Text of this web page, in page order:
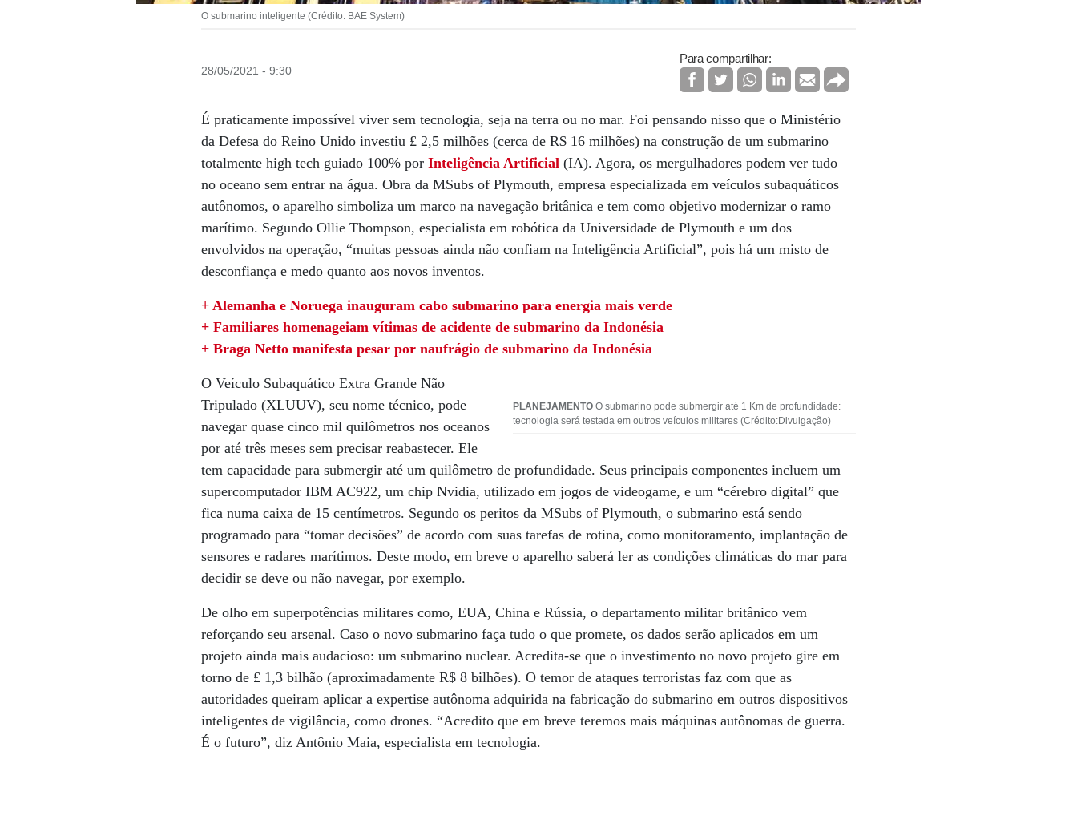
O submarino inteligente (Crédito: BAE System)
28/05/2021 - 9:30
Para compartilhar:
É praticamente impossível viver sem tecnologia, seja na terra ou no mar. Foi pensando nisso que o Ministério
da Defesa do Reino Unido investiu £ 2,5 milhões (cerca de R$ 16 milhões) na construção de um submarino
totalmente high tech guiado 100% porInteligência Artificial (IA). Agora, os mergulhadores podem ver tudo
no oceano sem entrar na água. Obra da MSubs of Plymouth, empresa especializada em veículos subaquáticos
autônomos, o aparelho simboliza um marco na navegação britânica e tem como objetivo modernizar o ramo
marítimo. Segundo Ollie Thompson, especialista em robótica da Universidade de Plymouth e um dos
envolvidos na operação, “muitas pessoas ainda não confiam na Inteligência Artificial”, pois há um misto de
desconfiança e medo quanto aos novos inventos.
+ Alemanha e Noruega inauguram cabo submarino para energia mais verde
+ Familiares homenageiam vítimas de acidente de submarino da Indonésia
+ Braga Netto manifesta pesar por naufrágio de submarino da Indonésia
PLANEJAMENTOO submarino pode submergir até 1 Km de profundidade:
tecnologia será testada em outros veículos militares (Crédito:Divulgação)
O Veículo Subaquático Extra Grande Não
Tripulado (XLUUV), seu nome técnico, pode
navegar quase cinco mil quilômetros nos oceanos
por até três meses sem precisar reabastecer. Ele
tem capacidade para submergir até um quilômetro de profundidade. Seus principais componentes incluem um
supercomputador IBM AC922, um chip Nvidia, utilizado em jogos de videogame, e um “cérebro digital” que
fica numa caixa de 15 centímetros. Segundo os peritos da MSubs of Plymouth, o submarino está sendo
programado para “tomar decisões” de acordo com suas tarefas de rotina, como monitoramento, implantação de
sensores e radares marítimos. Deste modo, em breve o aparelho saberá ler as condições climáticas do mar para
decidir se deve ou não navegar, por exemplo.
De olho em superpotências militares como, EUA, China e Rússia, o departamento militar britânico vem
reforçando seu arsenal. Caso o novo submarino faça tudo o que promete, os dados serão aplicados em um
projeto ainda mais audacioso: um submarino nuclear. Acredita-se que o investimento no novo projeto gire em
torno de £ 1,3 bilhão (aproximadamente R$ 8 bilhões). O temor de ataques terroristas faz com que as
autoridades queiram aplicar a expertise autônoma adquirida na fabricação do submarino em outros dispositivos
inteligentes de vigilância, como drones. “Acredito que em breve teremos mais máquinas autônomas de guerra.
É o futuro”, diz Antônio Maia, especialista em tecnologia.